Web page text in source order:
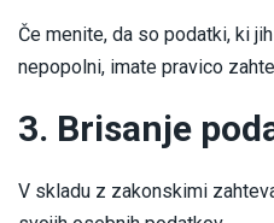
Če menite, da so podatki, ki
nepopolni, imate pravico
3. Brisanje
V skladu z zakonskimi